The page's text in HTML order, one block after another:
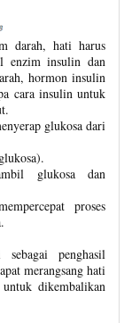
darah, hati harus
enzim insulin dan
hormon insulin
cara insulin untuk
glukosa dari
glukosa dan
proses
penghasil
merangsang hati
dikembalikan